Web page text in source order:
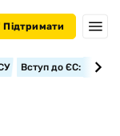
Підтримати
Вступ до ЄС: